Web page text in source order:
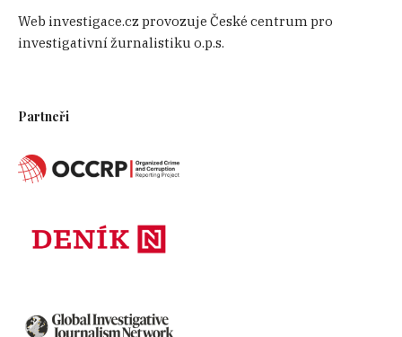
Web investigace.cz provozuje České centrum pro
investigativní žurnalistiku o.p.s.
Partneři